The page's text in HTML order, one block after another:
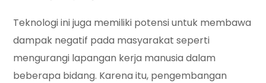
Teknologi ini juga memiliki potensi untuk membawa
dampak negatif pada masyarakat seperti
mengurangi lapangan kerja manusia dalam
beberapa bidang. Karena itu, pengembangan